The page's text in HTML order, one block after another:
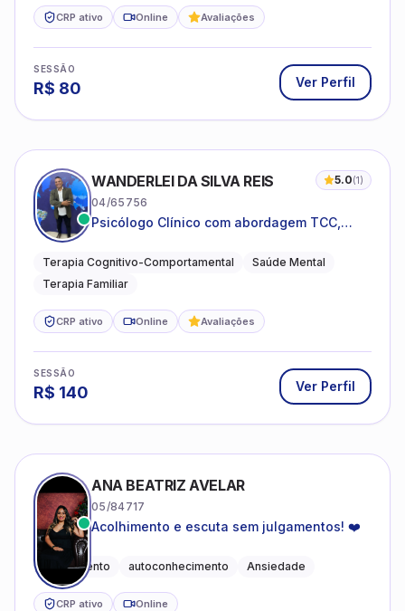
CRP ativo Online Avaliações
SESSÃO
R$ 80 Ver Perfil
WANDERLEI DA SILVA REIS 5.0(1)
04/65756
Psicólogo Clínico com abordagem TCC,
sistêmica
Terapia Cognitivo-Comportamental
Saúde Mental
Terapia Familiar
CRP ativo Online Avaliações
SESSÃO
R$ 140 Ver Perfil
ANA BEATRIZ AVELAR
05/84717
Acolhimento e escuta sem julgamentos! ❤️
Acolhimento autoconhecimento Ansiedade
CRP ativo Online